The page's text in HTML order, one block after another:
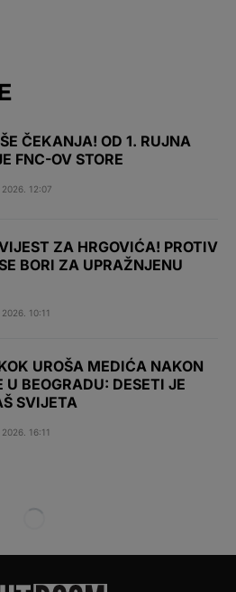
ČEKANJA! OD 1. RUJNA
FNC-OV STORE
12:07
ZA HRGOVIĆA! PROTIV
BORI ZA UPRAŽNJENU
10:11
UROŠA MEDIĆA NAKON
U BEOGRADU: DESETI JE
SVIJETA
16:11